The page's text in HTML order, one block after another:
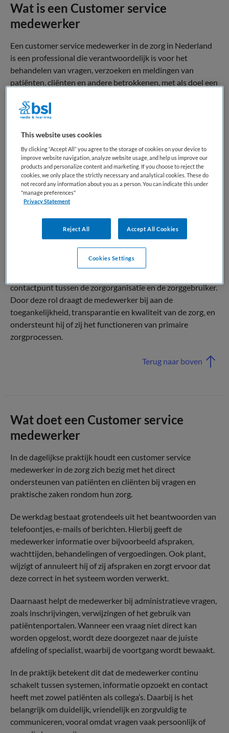
Wat is een Customer service
medewerker
Een customer service medewerker in de zorg in Nederland
is een professional die verantwoordelijk is voor het
behandelen van vragen, verzoeken en meldingen van
patiënten, cliënten en andere betrokkenen, met als doel een
binnen zorgorganisaties te waarborgen.
van zorggebruikers bij administratieve en organisatorische
processen, zoals het maken of wijzigen van afspraken, het
toelichten van procedures of het doorverwijzen naar de
juiste afdeling. Hierbij wordt gewerkt binnen de kaders van
zorgspecifieke wet- en regelgeving en interne richtlijnen,
met aandacht voor privacy en zorgvuldige communicatie.
Binnen het Nederlandse zorglandschap neemt de customer
service medewerker een ondersteunende en verbindende
positie in. De functie bevindt zich op het snijvlak van zorg,
contactpunt tussen de zorgorganisatie en de zorggebruiker.
Door deze rol draagt de medewerker bij aan de
toegankelijkheid, transparantie en kwaliteit van de zorg, en
ondersteunt hij of zij het functioneren van primaire
zorgprocessen.
Terug naar boven
Wat doet een Customer service
medewerker
In de dagelijkse praktijk houdt een customer service
medewerker in de zorg zich bezig met het direct
ondersteunen van patiënten en cliënten bij vragen en
praktische zaken rondom hun zorg.
De werkdag bestaat grotendeels uit het beantwoorden van
telefoontjes, e-mails of berichten. Hierbij geeft de
medewerker informatie over bijvoorbeeld afspraken,
wachttijden, behandelingen of vergoedingen. Ook plant,
wijzigt of annuleert hij of zij afspraken en zorgt ervoor dat
deze correct in het systeem worden verwerkt.
Daarnaast helpt de medewerker bij administratieve vragen,
zoals inschrijvingen, verwijzingen of het gebruik van
patiëntenportalen. Wanneer een vraag niet direct kan
worden opgelost, wordt deze doorgezet naar de juiste
afdeling of specialist, waarbij de voortgang wordt bewaakt.
In de praktijk betekent dit dat de medewerker continu
schakelt tussen systemen, informatie opzoekt en contact
heeft met zowel patiënten als collega’s. Daarbij is het
belangrijk om duidelijk, vriendelijk en zorgvuldig te
communiceren, vooral omdat vragen vaak persoonlijk of
This website uses cookies
By clicking “Accept All” you agree to the storage of cookies on your device to
improve website navigation, analyze website usage, and help us improve our
products and personalize content and marketing. If you choose to reject the
cookies, we only place the strictly necessary and analytical cookies. These do
not record any information about you as a person. You can indicate this under
"manage preferences"
Privacy Statement
Reject All Accept All Cookies
Cookies Settings